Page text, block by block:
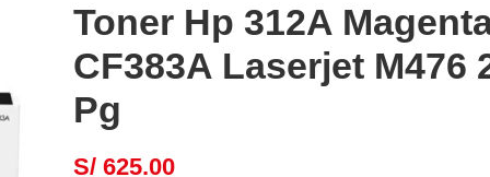
Toner Hp 312A
CF383A Laserjet M476
Pg
S/ 625.00